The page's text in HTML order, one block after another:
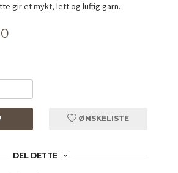
gir et mykt, lett og luftig garn.
ØNSKELISTE
DEL DETTE